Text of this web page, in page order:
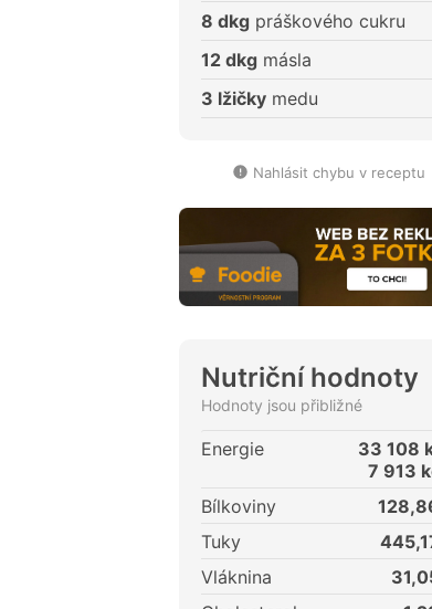
8 dkg práškového cukru
12 dkg másla
3 lžičky medu
Nahlásit chybu v receptu
Nutriční hodnoty
Hodnoty jsou přibližné
Energie 33 108
7 913
Bílkoviny
Tuky
Vláknina